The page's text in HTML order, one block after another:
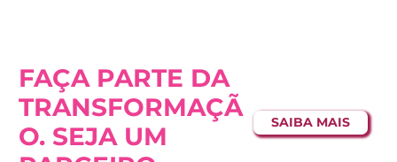
FAÇA PARTE DA
TRANSFORMAÇÃ
O. SEJA UM
SAIBA MAIS